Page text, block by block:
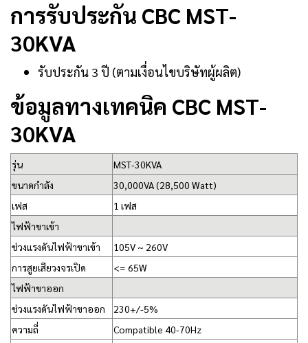
การรับประกัน CBC MST-
30KVA
รับประกัน 3 ปี (ตามเงื่อนไขบริษัทผู้ผลิต)
ข้อมูลทางเทคนิค CBC MST-
30KVA
รุ่น
MST-30KVA
ขนาดกำลัง
30,000VA (28,500 Watt)
เฟส
1 เฟส
ไฟฟ้าขาเข้า
ช่วงแรงดันไฟฟ้าขาเข้า
105V ~ 260V
การสูยเสียวงจรเปิด
<= 65W
ไฟฟ้าขาออก
ช่วงแรงดันไฟฟ้าขาออก
230+/-5%
ความถี่
Compatible 40-70Hz